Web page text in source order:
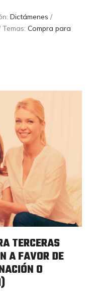
Dictámenes /
Temas:Compra para
TERCERAS
A FAVOR DE
O